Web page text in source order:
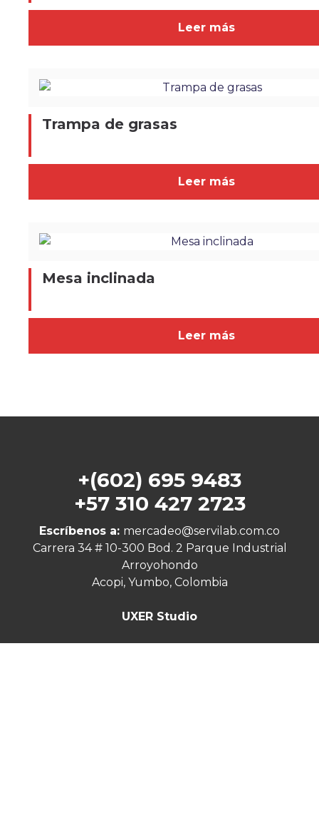
Leer más
Trampa de grasas
Leer más
Mesa inclinada
Leer más
+(602) 695 9483
+57 310 427 2723
Escríbenos a: mercadeo@servilab.com.co
Carrera 34 # 10-300 Bod. 2 Parque Industrial
Arroyohondo
Acopi, Yumbo, Colombia
UXER Studio